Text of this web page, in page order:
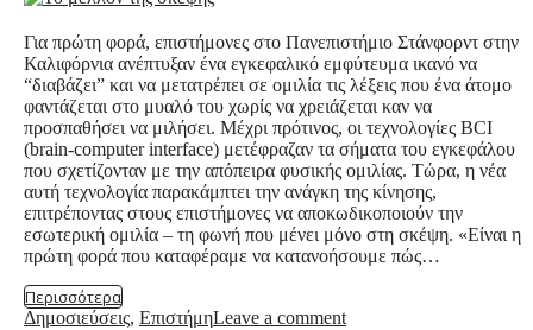
Για πρώτη φορά, επιστήμονες στο Πανεπιστήμιο Στάνφορντ στην
Καλιφόρνια ανέπτυξαν ένα εγκεφαλικό εμφύτευμα ικανό να
“διαβάζει” και να μετατρέπει σε ομιλία τις λέξεις που ένα άτομο
φαντάζεται στο μυαλό του χωρίς να χρειάζεται καν να
προσπαθήσει να μιλήσει. Μέχρι πρότινος, οι τεχνολογίες BCI
(brain-computer interface) μετέφραζαν τα σήματα του εγκεφάλου
που σχετίζονταν με την απόπειρα φυσικής ομιλίας. Τώρα, η νέα
αυτή τεχνολογία παρακάμπτει την ανάγκη της κίνησης,
επιτρέποντας στους επιστήμονες να αποκωδικοποιούν την
εσωτερική ομιλία – τη φωνή που μένει μόνο στη σκέψη. «Είναι η
πρώτη φορά που καταφέραμε να κατανοήσουμε πώς…
Περισσότερα
Δημοσιεύσεις, ΕπιστήμηLeave a comment